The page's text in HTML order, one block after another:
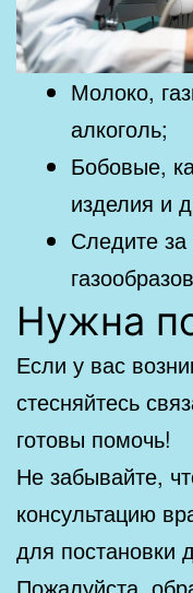
Молоко,
алкоголь;
Бобовые,
изделия и
Следите
Нужна
Если у вас
стесняйтесь
готовы помочь!
Не забывайте,
консультацию
для постановки